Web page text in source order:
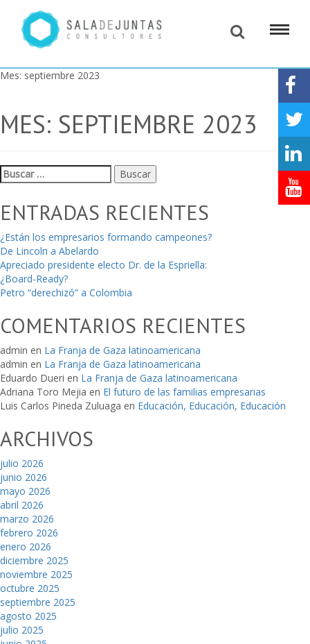
Mes: septiembre 2023
MES: SEPTIEMBRE 2023
Buscar:
ENTRADAS RECIENTES
¿Están los empresarios formando campeones?
De Lincoln a Abelardo
Apreciado presidente electo Dr. de la Espriella:
¿Board-Ready?
Petro “derechizó” a Colombia
COMENTARIOS RECIENTES
admin en La Franja de Gaza latinoamericana
admin en La Franja de Gaza latinoamericana
Eduardo Dueri en La Franja de Gaza latinoamericana
Adriana Toro Mejia en El futuro de las familias empresarias
Luis Carlos Pineda Zuluaga en Educación, Educación, Educación
ARCHIVOS
julio 2026
junio 2026
mayo 2026
abril 2026
marzo 2026
febrero 2026
enero 2026
diciembre 2025
noviembre 2025
octubre 2025
septiembre 2025
agosto 2025
julio 2025